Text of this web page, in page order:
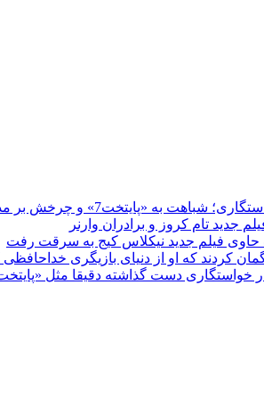
«پایتخت7» و چرخش بر مدار تکرار
کردند که او از دنیای بازیگری
دست گذاشته دقیقا مثل «پایتخت7» | برمدار